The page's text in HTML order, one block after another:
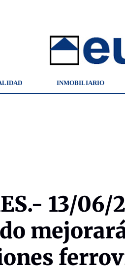
INMOBILIARIO
13/